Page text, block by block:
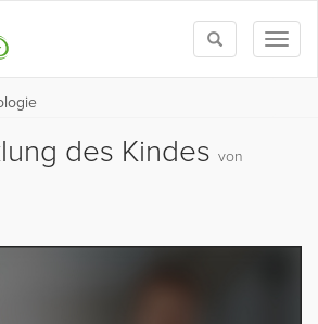
Toggle
search
des Kindes von